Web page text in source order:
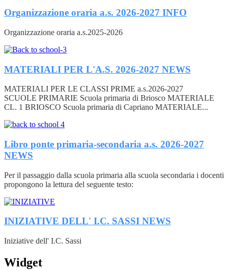
Organizzazione oraria a.s. 2026-2027 INFO
Organizzazione oraria a.s.2025-2026
MATERIALI PER L'A.S. 2026-2027 NEWS
MATERIALI PER LE CLASSI PRIME a.s.2026-2027
SCUOLE PRIMARIE Scuola primaria di Briosco MATERIALE
CL. 1 BRIOSCO Scuola primaria di Capriano MATERIALE...
Libro ponte primaria-secondaria a.s. 2026-2027
NEWS
Per il passaggio dalla scuola primaria alla scuola secondaria i docenti
propongono la lettura del seguente testo:
INIZIATIVE DELL' I.C. SASSI NEWS
Iniziative dell' I.C. Sassi
Widget